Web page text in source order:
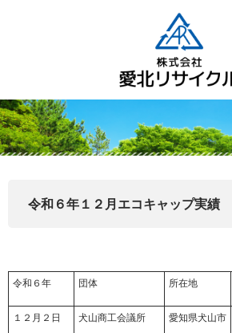
令和６年１２月エコキャップ実績
令和６年 団体 所在地
１２月２日 犬山商工会議所 愛知県犬山市